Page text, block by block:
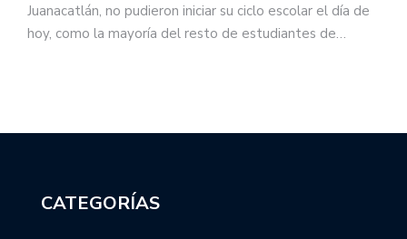
Juanacatlán, no pudieron iniciar su ciclo escolar el día de
hoy, como la mayoría del resto de estudiantes de…
CATEGORÍAS